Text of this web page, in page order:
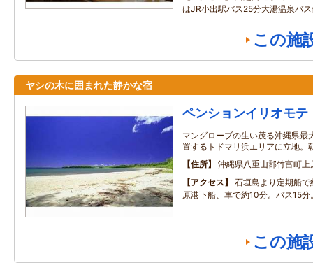
はJR小出駅バス25分大湯温泉バ
この施
ヤシの木に囲まれた静かな宿
ペンションイリオモテ
マングローブの生い茂る沖縄県最
置するトドマリ浜エリアに立地。
住所
沖縄県八重山郡竹富町上
アクセス
石垣島より定期船
原港下船、車で約10分。バス15分
この施